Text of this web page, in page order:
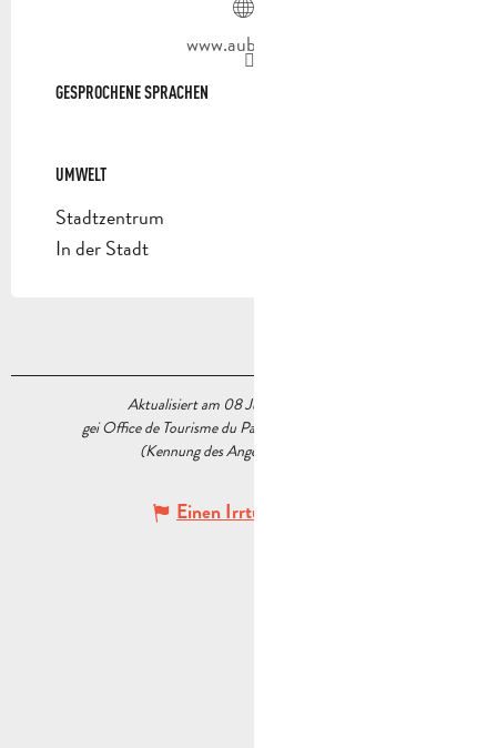
www.aubagne.fr
GESPROCHENE SPRACHEN
GESPROCHENE SPRACHEN
UMWELT
UMWELT
Stadtzentrum
In der Stadt
Aktualisiert am 08 Juli 2026 Um 09:31
gei Office de Tourisme du Pays d’Aubagne et de l’Étoile
(Kennung des Angebots :
Einen Irrtum angeben